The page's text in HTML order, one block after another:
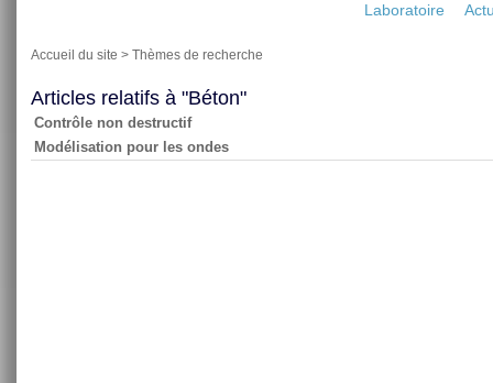
Laboratoire
Accueil du site > Thèmes de recherche
Articles relatifs à "Béton"
Contrôle non destructif
Modélisation pour les ondes